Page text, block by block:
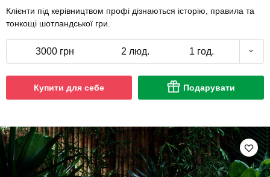
Клієнти під керівництвом профі дізнаються історію, правила та
тонкощі шотландської гри.
3000 грн 2 люд. 1 год.
Купити для себе Подарувати